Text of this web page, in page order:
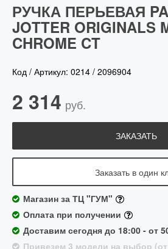
РУЧКА ПЕРЬЕВАЯ
JOTTER ORIGINALS
CHROME CT
Код / Артикул: 0214 / 2096904
2 314 руб.
ЗАКАЗАТЬ
Заказать в один
Магазин за ТЦ "ГУМ"
Оплата при получении
Доставим сегодня до 18:00 - от
Привезем 3 модели на выбор (от